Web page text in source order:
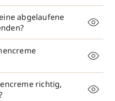
abgelaufene
richtig,